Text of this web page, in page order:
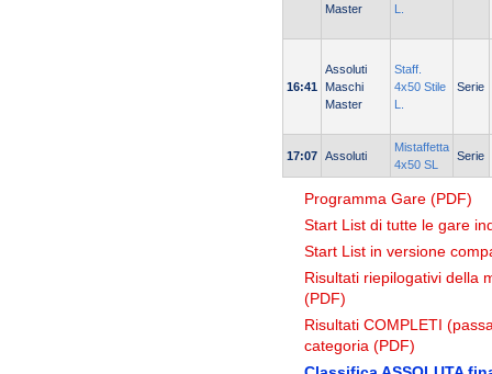
Master
L.
16:41
Assoluti
Maschi
Master
Staff.
4x50 Stile
L.
Serie
17:07 Assoluti
Mistaffetta
4x50 SL
Serie
Programma Gare (PDF)
Start List di tutte le gare
Start List in versione
Risultati riepilogativi della
(PDF)
Risultati COMPLETI
categoria (PDF)